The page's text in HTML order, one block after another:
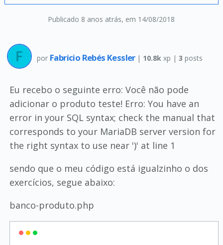
Publicado 8 anos atrás, em 14/08/2018
por Fabricio Rebés Kessler | 10.8k xp |3 posts
Eu recebo o seguinte erro: Você não pode
adicionar o produto teste! Erro: You have an
error in your SQL syntax; check the manual that
corresponds to your MariaDB server version for
the right syntax to use near ')' at line 1
sendo que o meu código está igualzinho o dos
exercícios, segue abaixo:
banco-produto.php